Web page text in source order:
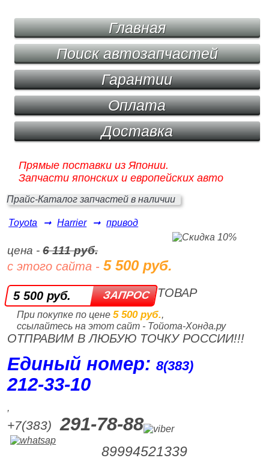
Главная
Поиск автозапчастей
Гарантии
Оплата
Доставка
Прямые поставки из Японии.
Запчасти японских и европейских авто
Прайс-Каталог запчастей в наличии
Toyota ➞ Harrier ➞ привод
цена -6 111 руб.
с этого сайта -5 500 руб.
5 500 руб.
При покупке по цене 5 500 руб.,
ссылайтесь на этот сайт - Тойота-Хонда.ру
ТОВАР
ОТПРАВИМ В ЛЮБУЮ ТОЧКУ РОССИИ!!!
Единый номер:8(383)
212‑33‑10
,
+7(383) 291-78-88
89994521339